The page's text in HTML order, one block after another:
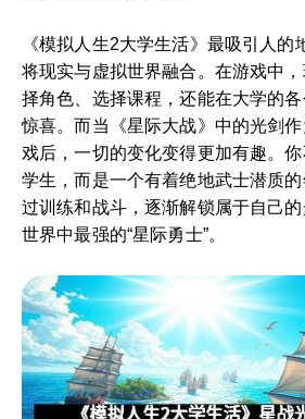
《模拟人生2大学生活》最吸引人的
将现实与虚拟世界融合。在游戏中
择角色、选择课程，还能在大学的
惊喜。而当《星际大战》中的光剑
戏后，一切的变化变得更加有趣。
学生，而是一个有着绝地武士潜质
过训练和战斗，逐渐解锁属于自己
世界中最强的“星际勇士”。